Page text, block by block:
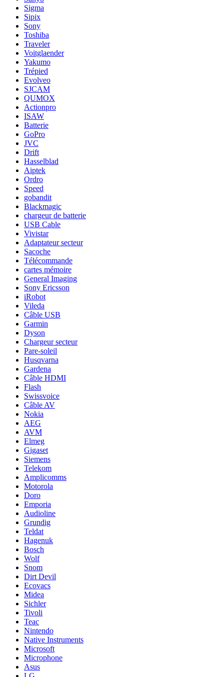
Sigma
Sipix
Sony
Toshiba
Traveler
Voitglaender
Yakumo
Trépied
Evolveo
SJCAM
QUMOX
Actionpro
ISAW
Batterie
GoPro
JVC
Drift
Hasselblad
Aiptek
Ordro
Speed
gobandit
Blackmagic
chargeur de batterie
USB Cable
Vivistar
Adaptateur secteur
Sacoche
Télécommande
cartes mémoire
General Imaging
Sony Ericsson
iRobot
Vileda
Câble USB
Garmin
Dyson
Chargeur secteur
Pare-soleil
Husqvarna
Gardena
Câble HDMI
Flash
Swissvoice
Câble AV
Nokia
AEG
AVM
Elmeg
Gigaset
Siemens
Telekom
Amplicomms
Motorola
Doro
Emporia
Audioline
Grundig
Teldat
Hagenuk
Bosch
Wolf
Snom
Dirt Devil
Ecovacs
Midea
Sichler
Tivoli
Teac
Nintendo
Native Instruments
Microsoft
Microphone
Asus